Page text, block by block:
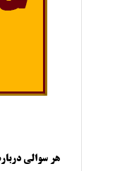
هر سوالی